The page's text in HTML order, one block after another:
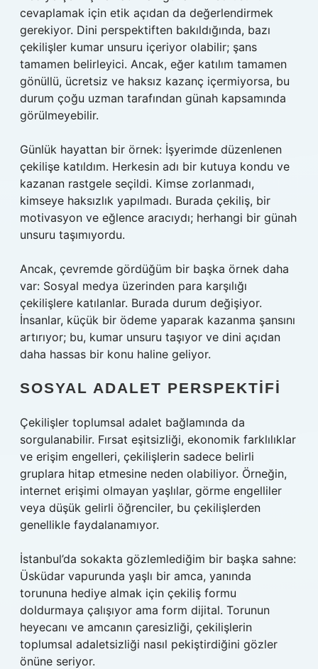
cevaplamak için etik açıdan da değerlendirmek
gerekiyor. Dini perspektiften bakıldığında, bazı
çekilişler kumar unsuru içeriyor olabilir; şans
tamamen belirleyici. Ancak, eğer katılım tamamen
gönüllü, ücretsiz ve haksız kazanç içermiyorsa, bu
durum çoğu uzman tarafından günah kapsamında
görülmeyebilir.
Günlük hayattan bir örnek: İşyerimde düzenlenen
çekilişe katıldım. Herkesin adı bir kutuya kondu ve
kazanan rastgele seçildi. Kimse zorlanmadı,
kimseye haksızlık yapılmadı. Burada çekiliş, bir
motivasyon ve eğlence aracıydı; herhangi bir günah
unsuru taşımıyordu.
Ancak, çevremde gördüğüm bir başka örnek daha
var: Sosyal medya üzerinden para karşılığı
çekilişlere katılanlar. Burada durum değişiyor.
İnsanlar, küçük bir ödeme yaparak kazanma şansını
artırıyor; bu, kumar unsuru taşıyor ve dini açıdan
daha hassas bir konu haline geliyor.
SOSYAL ADALET PERSPEKTIFI
Çekilişler toplumsal adalet bağlamında da
sorgulanabilir. Fırsat eşitsizliği, ekonomik farklılıklar
ve erişim engelleri, çekilişlerin sadece belirli
gruplara hitap etmesine neden olabiliyor. Örneğin,
internet erişimi olmayan yaşlılar, görme engelliler
veya düşük gelirli öğrenciler, bu çekilişlerden
genellikle faydalanamıyor.
İstanbul’da sokakta gözlemlediğim bir başka sahne:
Üsküdar vapurunda yaşlı bir amca, yanında
torununa hediye almak için çekiliş formu
doldurmaya çalışıyor ama form dijital. Torunun
heyecanı ve amcanın çaresizliği, çekilişlerin
toplumsal adaletsizliği nasıl pekiştirdiğini gözler
önüne seriyor.